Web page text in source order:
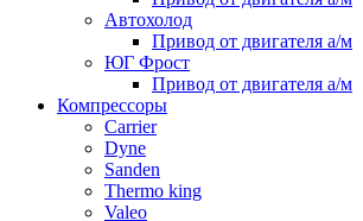
Автохолод
Привод от двигателя а/м
ЮГ Фрост
Привод от двигателя а/м
Компрессоры
Carrier
Dyne
Sanden
Thermo king
Valeo